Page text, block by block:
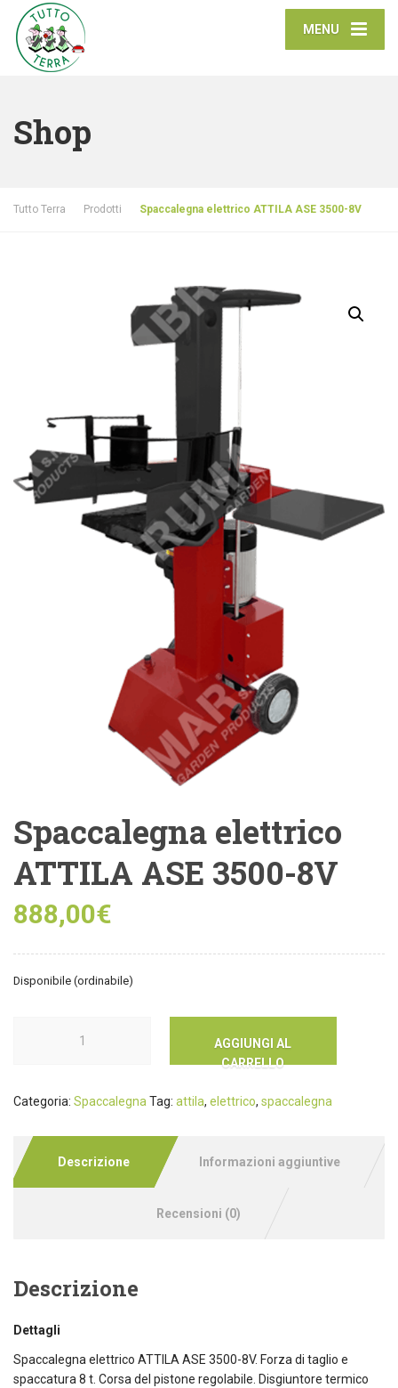
MENU
Shop
Tutto Terra Prodotti Spaccalegna elettrico ATTILA ASE 3500-8V
Spaccalegna elettrico
ATTILA ASE 3500-8V
888,00€
Disponibile (ordinabile)
AGGIUNGI AL
CARRELLO
Categoria: SpaccalegnaTag: attila, elettrico, spaccalegna
Descrizione Informazioni aggiuntive
Recensioni (0)
Descrizione
Dettagli
Spaccalegna elettrico ATTILA ASE 3500-8V. Forza di taglio e
spaccatura 8 t. Corsa del pistone regolabile. Disgiuntore termico